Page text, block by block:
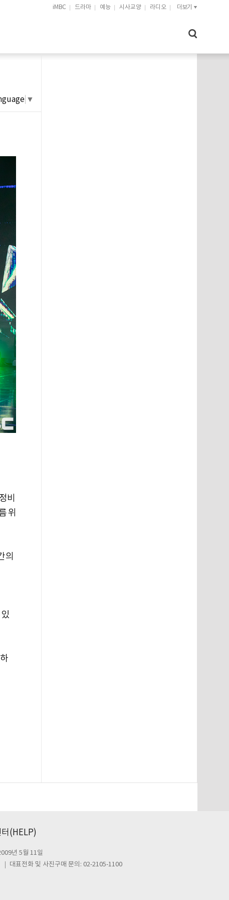
iMBC 드라마 예능 시사교양 라디오 더보기
▼
비
위
의
(HELP)
년 5월 11일
대표전화 및 사진구매 문의: 02-2105-1100